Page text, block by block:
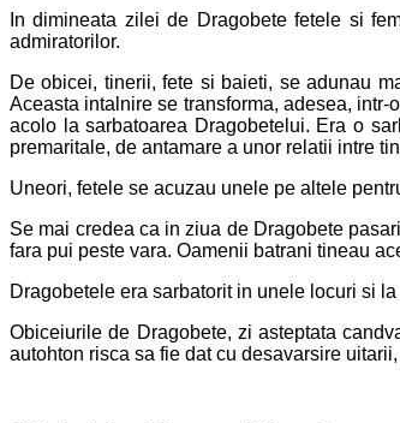
In dimineata zilei de Dragobete fetele si
admiratorilor.
De obicei, tinerii, fete si baieti, se adunau
Aceasta intalnire se transforma, adesea,
acolo la sarbatoarea Dragobetelui. Era o
premaritale, de antamare a unor relatii intre
Uneori, fetele se acuzau unele pe altele
Se mai credea ca in ziua de Dragobete
fara pui peste vara. Oamenii batrani tineau
Dragobetele era sarbatorit in unele locuri si
Obiceiurile de Dragobete, zi asteptata
autohton risca sa fie dat cu desavarsire